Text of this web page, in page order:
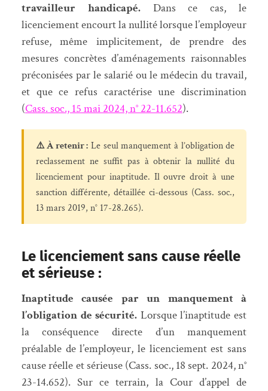
travailleur handicapé.Dans ce cas, le
licenciement encourt la nullité lorsque l’employeur
refuse, même implicitement, de prendre des
mesures concrètes d’aménagements raisonnables
préconisées par le salarié ou le médecin du travail,
et que ce refus caractérise une discrimination
(Cass. soc., 15 mai 2024, n° 22-11.652).
⚠️ À retenir : Le seul manquement à l’obligation de
reclassement ne suffit pas à obtenir la nullité du
licenciement pour inaptitude. Il ouvre droit à une
sanction différente, détaillée ci-dessous (Cass. soc.,
13 mars 2019, n° 17-28.265).
Le licenciement sans cause réelle
et sérieuse :
Inaptitude causée par un manquement à
l’obligation de sécurité. Lorsque l’inaptitude est
la conséquence directe d’un manquement
préalable de l’employeur, le licenciement est sans
cause réelle et sérieuse (Cass. soc., 18 sept. 2024, n°
23-14.652). Sur ce terrain, la Cour d’appel de